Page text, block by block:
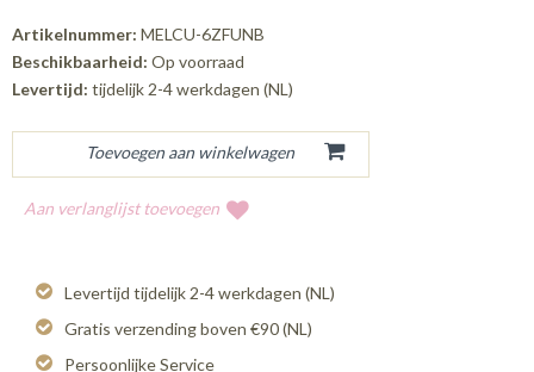
Artikelnummer: MELCU-6ZFUNB
Beschikbaarheid: Op voorraad
Levertijd: tijdelijk 2-4 werkdagen (NL)
Aan verlanglijst toevoegen
Levertijd tijdelijk 2-4 werkdagen (NL)
Gratis verzending boven €90 (NL)
Persoonlijke Service